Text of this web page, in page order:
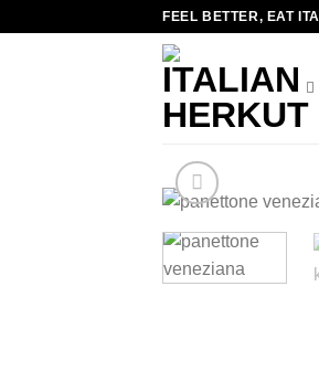
FEEL BETTER, EAT